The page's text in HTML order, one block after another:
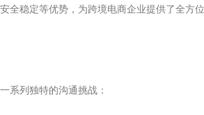
全稳定等优势，为跨境电商企业提供了全方
系列独特的沟通挑战：